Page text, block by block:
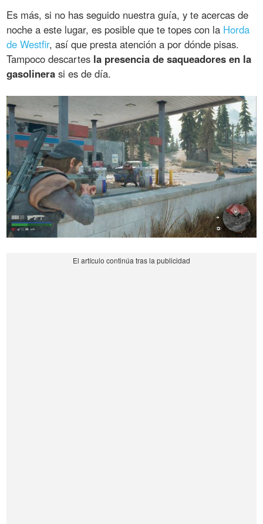
Es más, si no has seguido nuestra guía, y te acercas de
noche a este lugar, es posible que te topes con la Horda
de Westfir, así que presta atención a por dónde pisas.
Tampoco descartes la presencia de saqueadores en la
gasolinera si es de día.